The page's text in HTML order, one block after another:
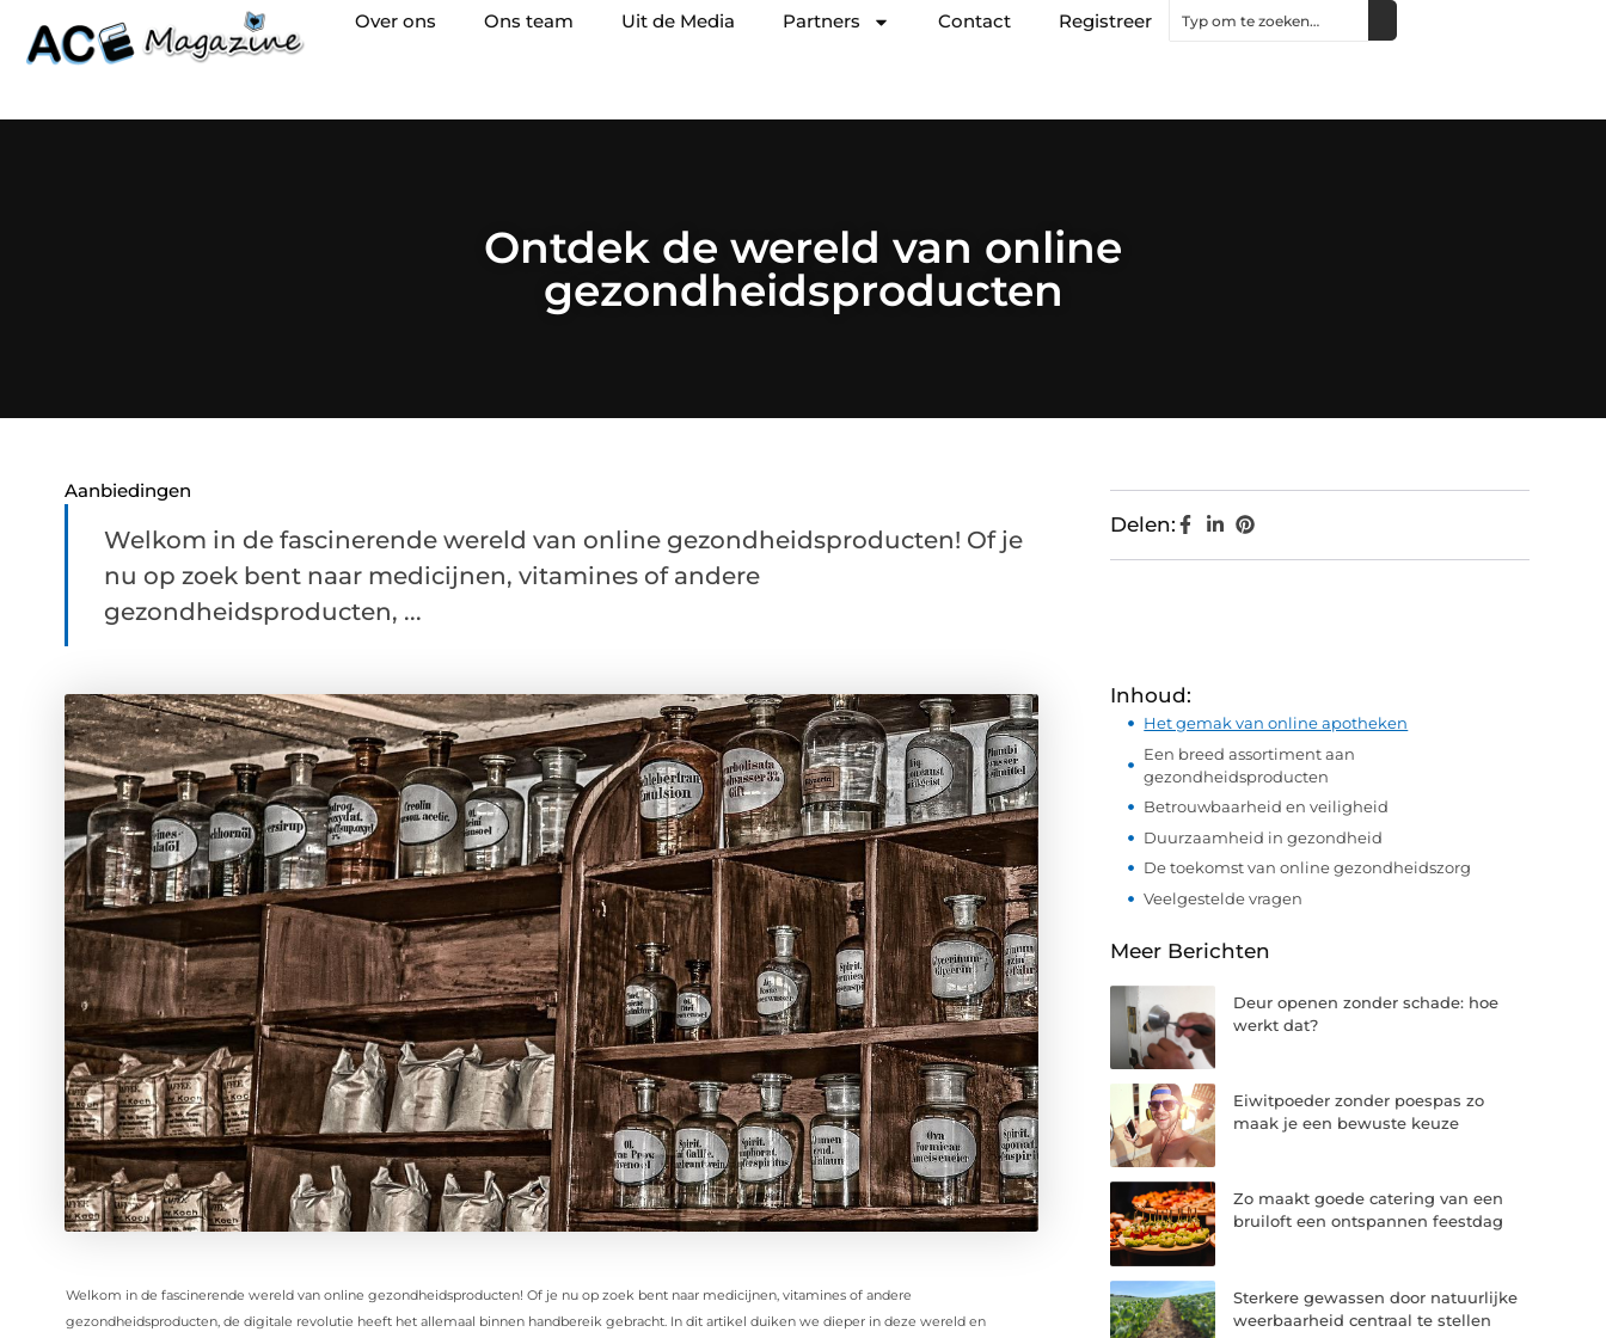
Over ons Ons team Uit de Media Partners Contact Registreer
Ontdek de wereld van online
gezondheidsproducten
Aanbiedingen
Welkom in de fascinerende wereld van online gezondheidsproducten! Of je
nu op zoek bent naar medicijnen, vitamines of andere
gezondheidsproducten, ...
Welkom in de fascinerende wereld van online gezondheidsproducten! Of je nu op zoek bent naar medicijnen, vitamines of andere
gezondheidsproducten, de digitale revolutie heeft het allemaal binnen handbereik gebracht. In dit artikel duiken we dieper in deze wereld en
Delen:
Inhoud:
Het gemak van online apotheken
Een breed assortiment aan
gezondheidsproducten
Betrouwbaarheid en veiligheid
Duurzaamheid in gezondheid
De toekomst van online gezondheidszorg
Veelgestelde vragen
Meer Berichten
Deur openen zonder schade: hoe
werkt dat?
Eiwitpoeder zonder poespas zo
maak je een bewuste keuze
Zo maakt goede catering van een
bruiloft een ontspannen feestdag
Sterkere gewassen door natuurlijke
weerbaarheid centraal te stellen